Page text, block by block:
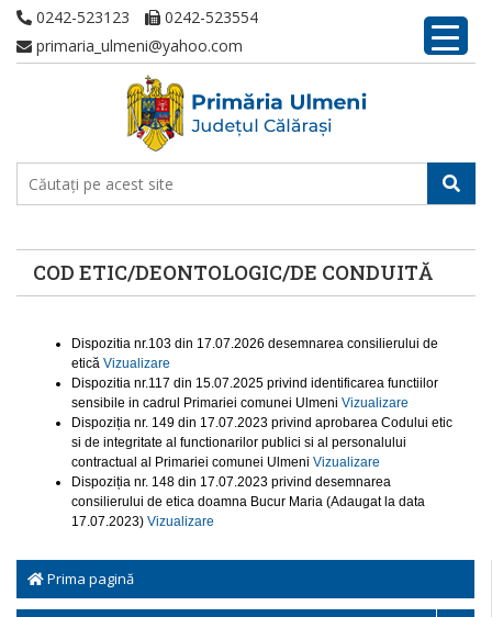
0242-523123
0242-523554
primaria_ulmeni@yahoo.com
COD ETIC/DEONTOLOGIC/DE CONDUITĂ
Prima pagină
Dispozitia nr.103 din 17.07.2026 desemnarea consilierului de
etică Vizualizare
Dispozitia nr.117 din 15.07.2025 privind identificarea functiilor
sensibile in cadrul Primariei comunei Ulmeni Vizualizare
Dispoziția nr. 149 din 17.07.2023 privind aprobarea Codului etic
si de integritate al functionarilor publici si al personalului
contractual al Primariei comunei Ulmeni Vizualizare
Dispoziția nr. 148 din 17.07.2023 privind desemnarea
consilierului de etica doamna Bucur Maria (Adaugat la data
17.07.2023) Vizualizare